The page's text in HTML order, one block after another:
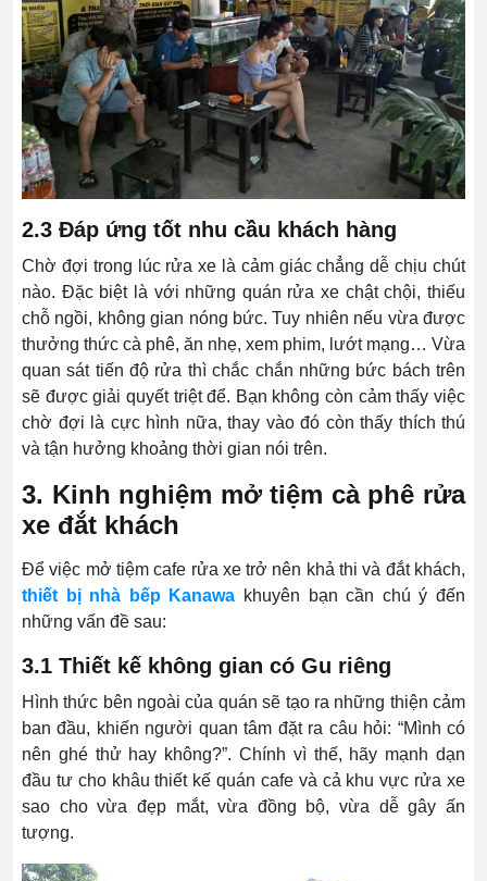
2.3 Đáp ứng tốt nhu cầu khách hàng
Chờ đợi trong lúc rửa xe là cảm giác chẳng dễ chịu chút
nào. Đặc biệt là với những quán rửa xe chật chội, thiếu
chỗ ngồi, không gian nóng bức. Tuy nhiên nếu vừa được
thưởng thức cà phê, ăn nhẹ, xem phim, lướt mạng… Vừa
quan sát tiến độ rửa thì chắc chắn những bức bách trên
sẽ được giải quyết triệt để. Bạn không còn cảm thấy việc
chờ đợi là cực hình nữa, thay vào đó còn thấy thích thú
và tận hưởng khoảng thời gian nói trên.
3. Kinh nghiệm mở tiệm cà phê rửa
xe đắt khách
Để việc mở tiệm cafe rửa xe trở nên khả thi và đắt khách,
thiết bị nhà bếp Kanawa khuyên bạn cần chú ý đến
những vấn đề sau:
3.1 Thiết kế không gian có Gu riêng
Hình thức bên ngoài của quán sẽ tạo ra những thiện cảm
ban đầu, khiến người quan tâm đặt ra câu hỏi: “Mình có
nên ghé thử hay không?”. Chính vì thế, hãy mạnh dạn
đầu tư cho khâu thiết kế quán cafe và cả khu vực rửa xe
sao cho vừa đẹp mắt, vừa đồng bộ, vừa dễ gây ấn
tượng.